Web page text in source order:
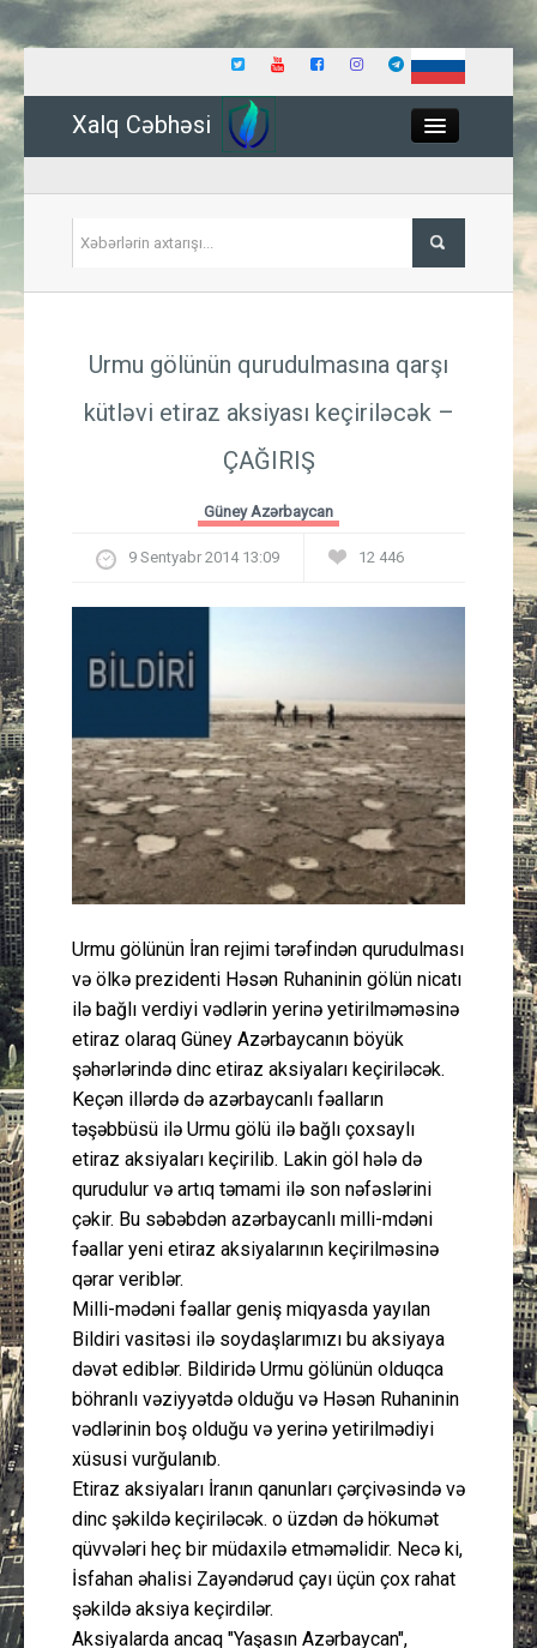
Xalq Cəbhəsi
İqtisadiyyat
Güney Azərbaycan
İdman
Layihə
Gündəm
Peşə etikası
Əlaqə
Urmu gölünün qurudulmasına qarşı
kütləvi etiraz aksiyası keçiriləcək –
ÇAĞIRIŞ
Güney Azərbaycan
9 Sentyabr 2014 13:09 12 446
Urmu gölünün İran rejimi tərəfindən qurudulması
və ölkə prezidenti Həsən Ruhaninin gölün nicatı
ilə bağlı verdiyi vədlərin yerinə yetirilməməsinə
etiraz olaraq Güney Azərbaycanın böyük
şəhərlərində dinc etiraz aksiyaları keçiriləcək.
Keçən illərdə də azərbaycanlı fəalların
təşəbbüsü ilə Urmu gölü ilə bağlı çoxsaylı
etiraz aksiyaları keçirilib. Lakin göl hələ də
qurudulur və artıq təmami ilə son nəfəslərini
çəkir. Bu səbəbdən azərbaycanlı milli-mdəni
fəallar yeni etiraz aksiyalarının keçirilməsinə
qərar veriblər.
Milli-mədəni fəallar geniş miqyasda yayılan
Bildiri vasitəsi ilə soydaşlarımızı bu aksiyaya
dəvət ediblər. Bildiridə Urmu gölünün olduqca
böhranlı vəziyyətdə olduğu və Həsən Ruhaninin
vədlərinin boş olduğu və yerinə yetirilmədiyi
xüsusi vurğulanıb.
Etiraz aksiyaları İranın qanunları çərçivəsində və
dinc şəkildə keçiriləcək. o üzdən də hökumət
qüvvələri heç bir müdaxilə etməməlidir. Necə ki,
İsfahan əhalisi Zayəndərud çayı üçün çox rahat
şəkildə aksiya keçirdilər.
Aksiyalarda ancaq "Yaşasın Azərbaycan",